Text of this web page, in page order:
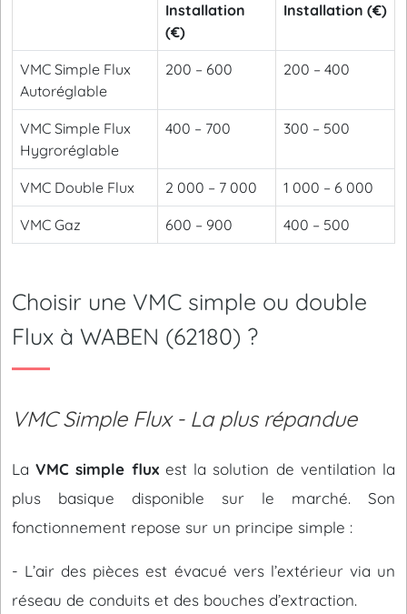
Installation
(€)
Installation (€)
VMC Simple Flux
Autoréglable
200 – 600 200 – 400
VMC Simple Flux
Hygroréglable
400 – 700 300 – 500
VMC Double Flux 2 000 – 7 000 1 000 – 6 000
VMC Gaz 600 – 900 400 – 500
Choisir une VMC simple ou double
Flux à WABEN (62180) ?
VMC Simple Flux - La plus répandue
LaVMC simple fluxest la solution de ventilation la
plus basique disponible sur le marché. Son
fonctionnement repose sur un principe simple :
- L’air des pièces est évacué vers l’extérieur via un
réseau de conduits et des bouches d’extraction.